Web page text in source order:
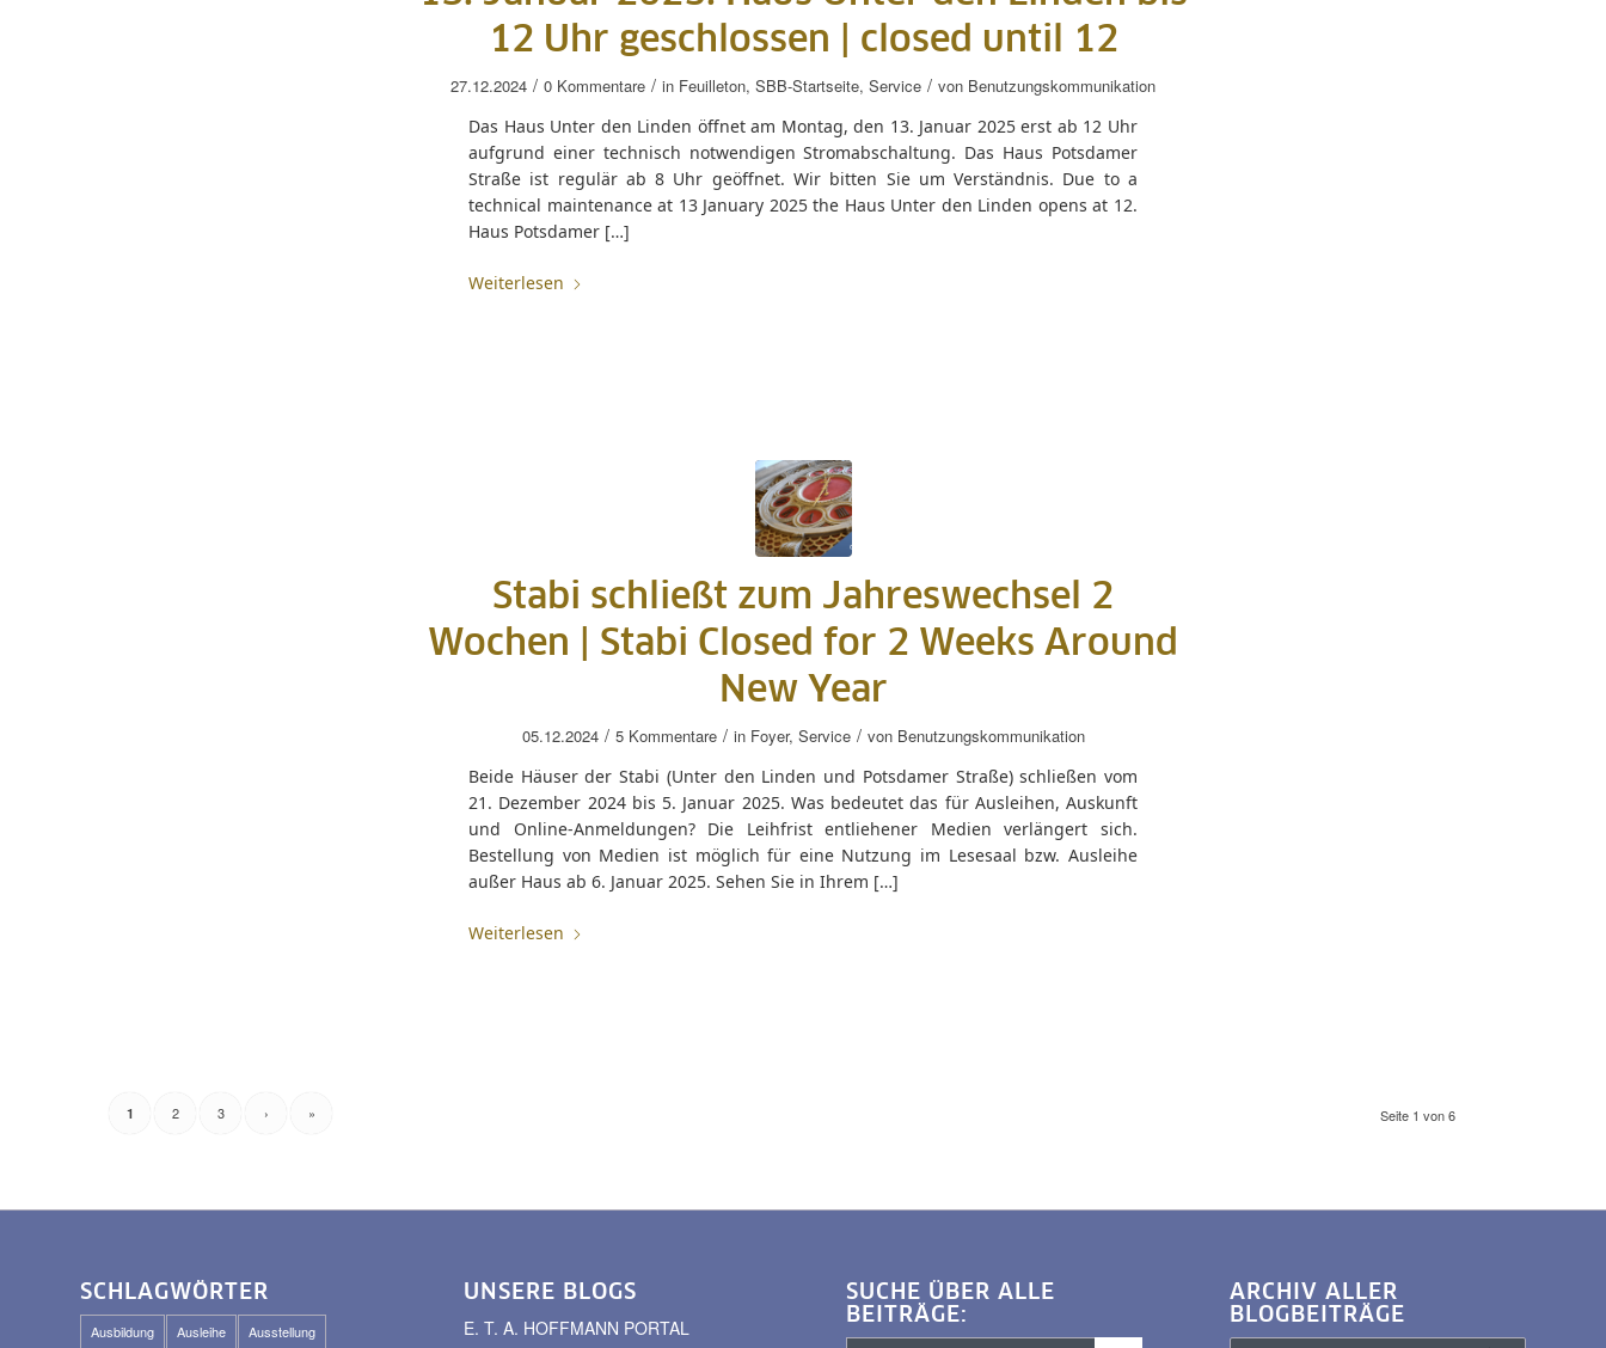
12 Uhr geschlossen | closed until 12
27.12.2024 / 0 Kommentare / in Feuilleton, SBB-Startseite, Service / von Benutzungskommunikation
Das Haus Unter den Linden öffnet am Montag, den 13. Januar 2025 erst ab 12 Uhr
aufgrund einer technisch notwendigen Stromabschaltung. Das Haus Potsdamer
Straße ist regulär ab 8 Uhr geöffnet. Wir bitten Sie um Verständnis. Due to a
technical maintenance at 13 January 2025 the Haus Unter den Linden opens at 12.
Haus Potsdamer […]
Weiterlesen
Stabi schließt zum Jahreswechsel 2
Wochen | Stabi Closed for 2 Weeks Around
New Year
05.12.2024 / 5 Kommentare / in Foyer, Service / von Benutzungskommunikation
Beide Häuser der Stabi (Unter den Linden und Potsdamer Straße) schließen vom
21. Dezember 2024 bis 5. Januar 2025. Was bedeutet das für Ausleihen, Auskunft
und Online-Anmeldungen? Die Leihfrist entliehener Medien verlängert sich.
Bestellung von Medien ist möglich für eine Nutzung im Lesesaal bzw. Ausleihe
außer Haus ab 6. Januar 2025. Sehen Sie in Ihrem […]
Weiterlesen
Seite 1 von 6
1 2 3 › »
SCHLAGWÖRTER
Ausbildung Ausleihe Ausstellung
UNSERE BLOGS
E. T. A. HOFFMANN PORTAL
SUCHE ÜBER ALLE
BEITRÄGE:
ARCHIV ALLER
BLOGBEITRÄGE